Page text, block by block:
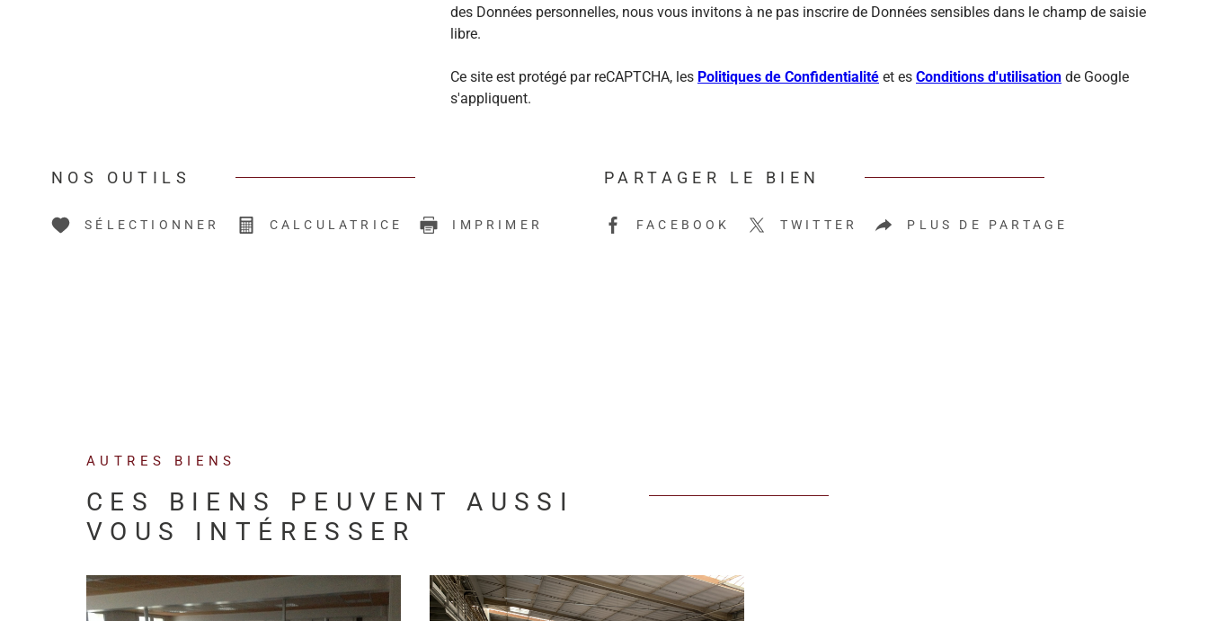
des Données personnelles, nous vous invitons à ne pas inscrire de Données sensibles dans le champ de saisie
libre.
Ce site est protégé par reCAPTCHA, les Politiques de Confidentialité et es Conditions d'utilisation de Google
s'appliquent.
NOS OUTILS
SÉLECTIONNER CALCULATRICE IMPRIMER
PARTAGER LE BIEN
FACEBOOK TWITTER PLUS DE PARTAGE
AUTRES BIENS
CES BIENS PEUVENT AUSSI
VOUS INTÉRESSER